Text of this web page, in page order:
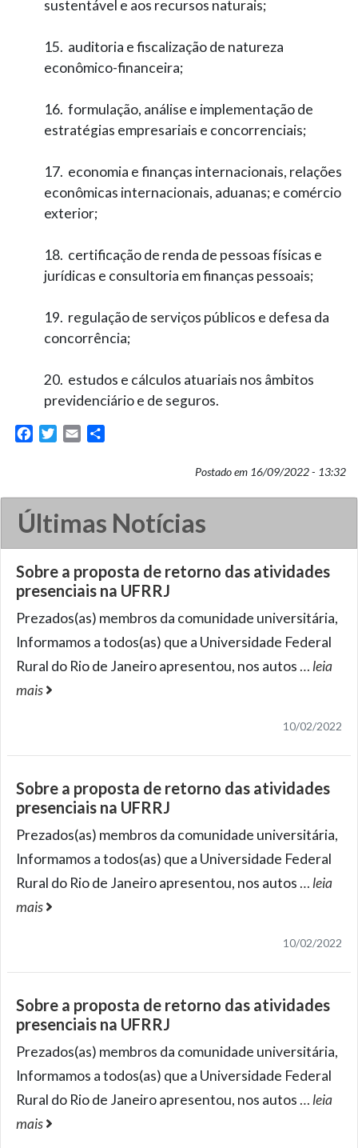
sustentável e aos recursos naturais;
15. auditoria e fiscalização de natureza
econômico-­financeira;
16. formulação, análise e implementação de
estratégias empresariais e concorrenciais;
17. economia e finanças internacionais, relações
econômicas internacionais, aduanas; e comércio
exterior;
18. certificação de renda de pessoas físicas e
jurídicas e consultoria em finanças pessoais;
19. regulação de serviços públicos e defesa da
concorrência;
20. estudos e cálculos atuariais nos âmbitos
previdenciário e de seguros.
FacebookTwitter
Email
Postado em 16/09/2022 - 13:32
Últimas Notícias
Sobre a proposta de retorno das atividades
presenciais na UFRRJ
Prezados(as) membros da comunidade universitária,
Informamos a todos(as) que a Universidade Federal
Rural do Rio de Janeiro apresentou, nos autos … leia
mais
10/02/2022
Sobre a proposta de retorno das atividades
presenciais na UFRRJ
Prezados(as) membros da comunidade universitária,
Informamos a todos(as) que a Universidade Federal
Rural do Rio de Janeiro apresentou, nos autos … leia
mais
10/02/2022
Sobre a proposta de retorno das atividades
presenciais na UFRRJ
Prezados(as) membros da comunidade universitária,
Informamos a todos(as) que a Universidade Federal
Rural do Rio de Janeiro apresentou, nos autos … leia
mais